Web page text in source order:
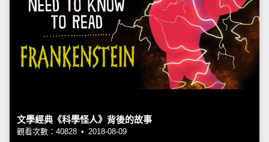
文學經典《科學怪人》背後的故事
觀看次數：40828 • 2018-08-09